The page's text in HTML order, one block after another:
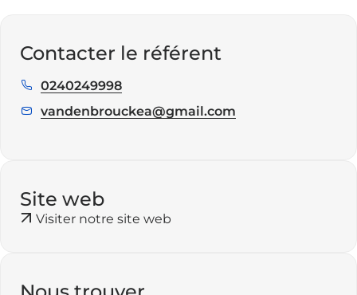
Contacter le référent
Téléphone
0240249998
E
:
vandenbrouckea@gmail.com
Site web
Visiter notre site web